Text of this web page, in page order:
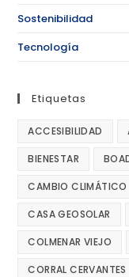
Sostenibilidad
Tecnología
Etiquetas
ACCESIBILIDAD
BIENESTAR
CAMBIO CLIMÁTICO
CASA GEOSOLAR
COLMENAR VIEJO
CORRAL CERVANTES